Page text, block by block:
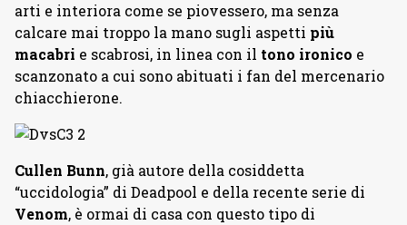
arti e interiora come se piovessero, ma senza
calcare mai troppo la mano sugli aspetti più
macabri e scabrosi, in linea con il tono ironico e
scanzonato a cui sono abituati i fan del mercenario
chiacchierone.
Cullen Bunn, già autore della cosiddetta
“uccidologia” di Deadpool e della recente serie di
Venom, è ormai di casa con questo tipo di